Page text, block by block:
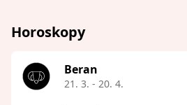
Horoskopy
Beran
21. 3. - 20. 4.